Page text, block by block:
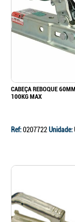
CABEÇA REBOQUE
100KG MAX
Ref:0207722Unidade: